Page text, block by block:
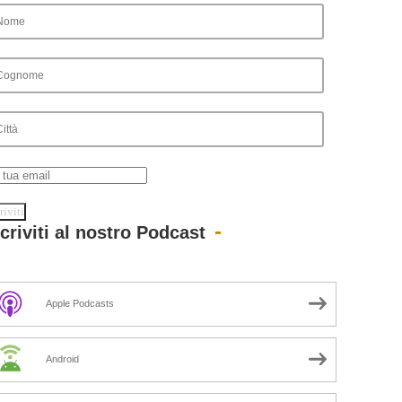
al nostro Podcast
Apple Podcasts
Android